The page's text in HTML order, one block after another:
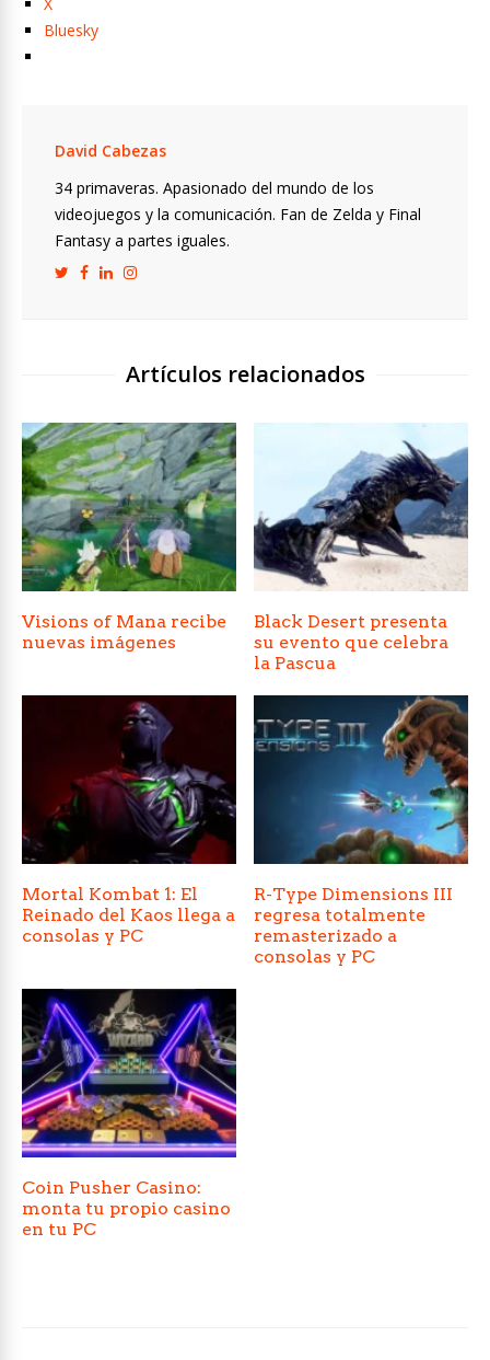
Bluesky
David Cabezas
34 primaveras. Apasionado del mundo de los
videojuegos y la comunicación. Fan de Zelda y Final
Fantasy a partes iguales.
Artículos relacionados
Visions of Mana recibe
nuevas imágenes
Black Desert presenta
su evento que celebra
la Pascua
Mortal Kombat 1: El
Reinado del Kaos llega a
consolas y PC
R-Type Dimensions III
regresa totalmente
remasterizado a
consolas y PC
Coin Pusher Casino:
monta tu propio casino
en tu PC